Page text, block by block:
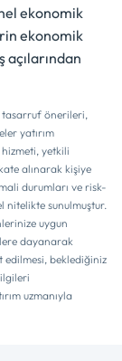
ekonomik
ekonomik
açılarından
tasarruf önerileri,
yatırım
hizmeti, yetkili
alınarak kişiye
durumları ve risk-
nitelikte sunulmuştur.
uygun
dayanarak
edilmesi, beklediğiniz
uzmanıyla